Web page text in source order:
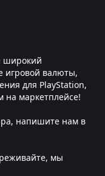
широкий
игровой валюты,
для PlayStation,
на маркетплейсе!
напишите нам в
мы